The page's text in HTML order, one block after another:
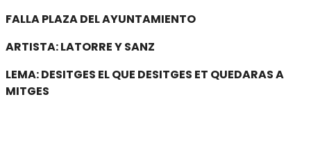
FALLA PLAZA DEL AYUNTAMIENTO
ARTISTA: LATORRE Y SANZ
LEMA: DESITGES EL QUE DESITGES ET QUEDARAS A
MITGES